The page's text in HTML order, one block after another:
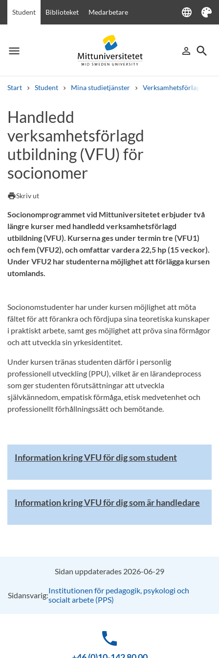
Student Biblioteket Medarbetare language
Language
Tema
menu
Meny person_outline
Logga in
search
Sök
Start Student Mina studietjänster Verksamhetsförlagd
Andra söktjänster
Kurser och programKursplaner Välkomstbrev
Lediga jobb
Handledd
verksamhetsförlagd
utbildning (VFU) för
socionomer
printSkriv ut
Socionomprogrammet vid Mittuniversitetet erbjuder två
längre kurser med handledd verksamhetsförlagd
utbildning (VFU). Kurserna ges under termin tre (VFU1)
och fem (VFU2), och omfattar vardera 22,5 hp (15 veckor).
Under VFU2 har studenterna möjlighet att förlägga kursen
utomlands.
Socionomstudenter har under kursen möjlighet att möta
fältet för att förankra och fördjupa sina teoretiska kunskaper
i praktiskt arbete, samt ges möjlighet att pröva sina förmågor
och att utveckla sin yrkesidentitet.
Under kursen tränas studenten därför i personlig
professionell utveckling (PPU), vilket är en lärandeprocess
som ger studenten förutsättningar att utveckla
självkännedom, empatisk förmåga, etisk medvetenhet och
professionellt förhållningssätt och bemötande.
Information kring VFU för dig som student
Information kring VFU för dig som är handledare
Sidan uppdaterades 2026-06-29
Sidansvarig:Institutionen för pedagogik, psykologi och
socialt arbete (PPS)
phone